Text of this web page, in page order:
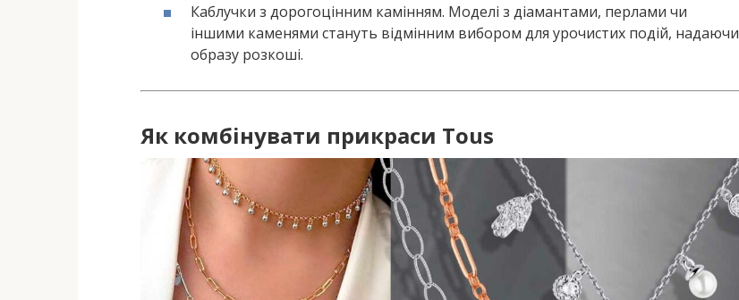
Каблучки з дорогоцінним камінням. Моделі з діамантами, перлами чи
іншими каменями стануть відмінним вибором для урочистих подій, надаючи
образу розкоші.
Як комбінувати прикраси Tous